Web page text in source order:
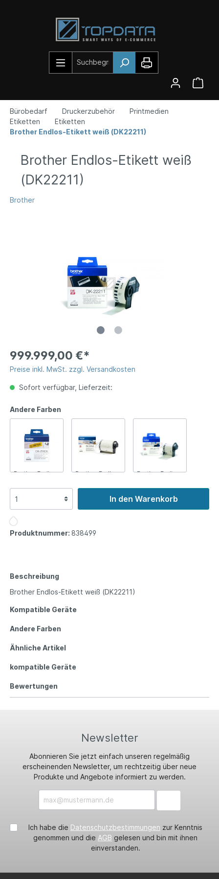
Bürobedarf Druckerzubehör
Printmedien
Etiketten
Etiketten
Brother Endlos-Etikett weiß (DK22211)
Brother Endlos-Etikett weiß
(DK22211)
Brother
999.999,00 €*
Preise inkl. MwSt. zzgl. Versandkosten
Sofort verfügbar, Lieferzeit:
Andere Farben
Brother Endlos-
999.999,00 €*
Brother Endlos-
schwarz/weiß
(DK22246)
Brother Endlos-
(DK22113)
In den Warenkorb
Produktnummer: 838499
Beschreibung
Brother Endlos-Etikett weiß (DK22211)
Kompatible Geräte
Andere Farben
Ähnliche Artikel
kompatible Geräte
Bewertungen
Newsletter
Abonnieren Sie jetzt einfach unseren regelmäßig
erscheinenden Newsletter, um rechtzeitig über neue
Produkte und Angebote informiert zu werden.
Ich habe die Datenschutzbestimmungen zur Kenntnis
genommen und die AGB gelesen und bin mit ihnen
einverstanden.